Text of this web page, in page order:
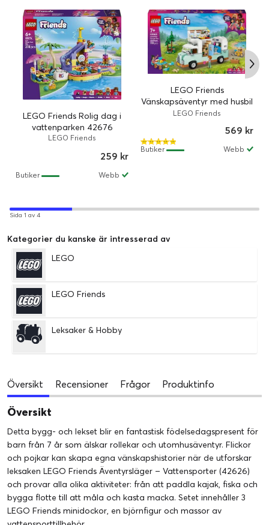
LEGO Friends Rolig dag i
vattenparken 42676
LEGO Friends
259 kr
Webb
Butiker
LEGO Friends
Vänskapsäventyr med husbil
42663
LEGO Friends
569 kr
Webb
Butiker
Sida 1 av 4
Kategorier du kanske är intresserad av
LEGO
LEGO Friends
Leksaker & Hobby
Översikt Recensioner Frågor Produktinfo
Översikt
Detta bygg- och lekset blir en fantastisk födelsedagspresent för
barn från 7 år som älskar rollekar och utomhusäventyr. Flickor
och pojkar kan skapa egna vänskapshistorier när de utforskar
leksaken LEGO Friends Äventyrsläger – Vattensporter (42626)
och provar alla olika aktiviteter: från att paddla kajak, fiska och
bygga flotte till att måla och kasta macka. Setet innehåller 3
LEGO Friends minidockor, en björnfigur och massor av